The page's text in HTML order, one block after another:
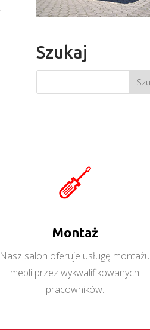
Szukaj
Montaż
Nasz salon oferuje usługę montażu
mebli przez wykwalifikowanych
pracowników.